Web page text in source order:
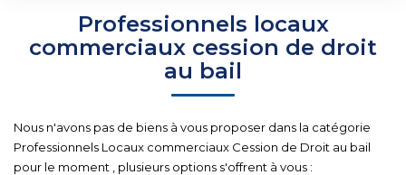
SYNDIC
ESTIMATION
NOTRE AGENCE
Type de bien
Budget max Plus de critères
Professionnels locaux
commerciaux cession de droit
au bail
Nous n'avons pas de biens à vous proposer dans la catégorie
Professionnels Locaux commerciaux Cession de Droit au bail
pour le moment , plusieurs options s'offrent à vous :